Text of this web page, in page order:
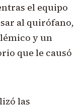
el equipo
al quirófano,
y un
que le causó
las